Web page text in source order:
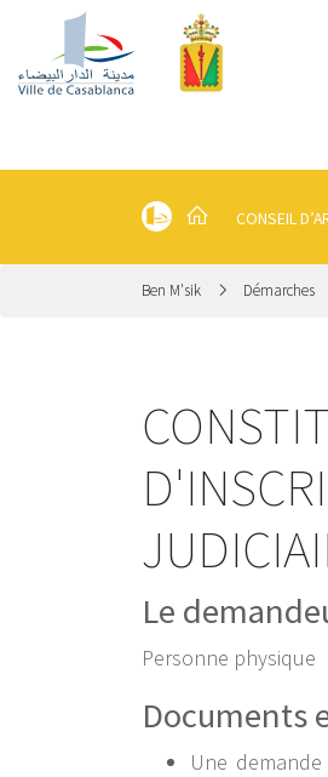
CONSEIL
Ben M'sik Démarches
Le
Personne physique
Documents
Une